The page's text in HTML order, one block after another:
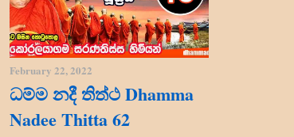
February 22, 2022
ධම්ම නදී තිත්ථ Dhamma
Nadee Thitta 62